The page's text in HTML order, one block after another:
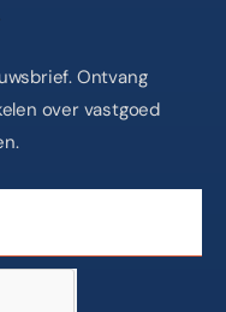
Ontvang
over vastgoed